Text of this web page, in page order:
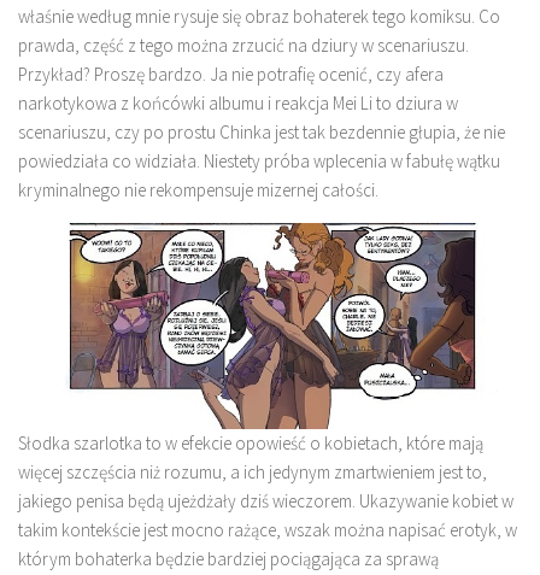
właśnie według mnie rysuje się obraz bohaterek tego komiksu. Co
prawda, część z tego można zrzucić na dziury w scenariuszu.
Przykład? Proszę bardzo. Ja nie potrafię ocenić, czy afera
narkotykowa z końcówki albumu i reakcja Mei Li to dziura w
scenariuszu, czy po prostu Chinka jest tak bezdennie głupia, że nie
powiedziała co widziała. Niestety próba wplecenia w fabułę wątku
kryminalnego nie rekompensuje mizernej całości.
Słodka szarlotka to w efekcie opowieść o kobietach, które mają
więcej szczęścia niż rozumu, a ich jedynym zmartwieniem jest to,
jakiego penisa będą ujeżdżały dziś wieczorem. Ukazywanie kobiet w
takim kontekście jest mocno rażące, wszak można napisać erotyk, w
którym bohaterka będzie bardziej pociągająca za sprawą